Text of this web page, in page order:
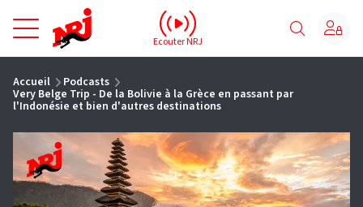
NRJ - Accueil
Ecouter NRJ
Accueil Podcasts
Very Belge Trip - De la Bolivie à la Grèce en passant par
l'Indonésie et bien d'autres destinations